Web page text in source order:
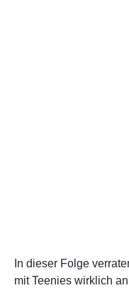
In dieser Folge
mit Teenies wirklich